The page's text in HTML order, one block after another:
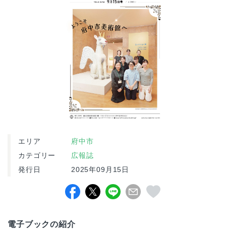
エリア 府中市
カテゴリー 広報誌
発行日 2025年09月15日
電子ブックの紹介